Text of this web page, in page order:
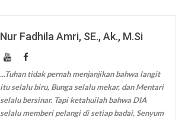
Nur Fadhila Amri, SE., Ak., M.Si
...Tuhan tidak pernah menjanjikan bahwa langit
itu selalu biru, Bunga selalu mekar, dan Mentari
selalu bersinar. Tapi ketahuilah bahwa DIA
selalu memberi pelangi di setiap badai, Senyum